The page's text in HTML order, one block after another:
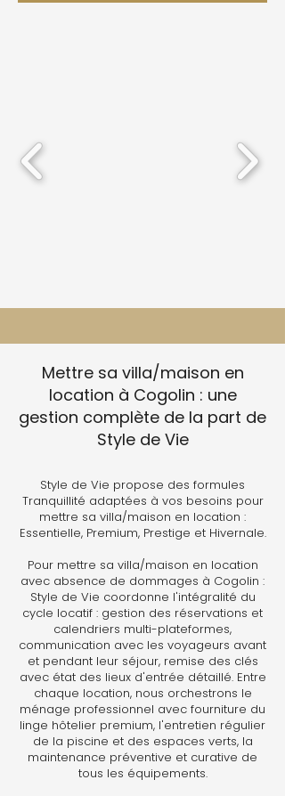
Mettre sa villa/maison en
location à Cogolin : une
gestion complète de la part de
Style de Vie
Style de Vie propose des formules
Tranquillité adaptées à vos besoins pour
mettre sa villa/maison en location :
Essentielle, Premium, Prestige et Hivernale.
Pour mettre sa villa/maison en location
avec absence de dommages à Cogolin :
Style de Vie coordonne l'intégralité du
cycle locatif : gestion des réservations et
calendriers multi-plateformes,
communication avec les voyageurs avant
et pendant leur séjour, remise des clés
avec état des lieux d'entrée détaillé. Entre
chaque location, nous orchestrons le
ménage professionnel avec fourniture du
linge hôtelier premium, l'entretien régulier
de la piscine et des espaces verts, la
maintenance préventive et curative de
tous les équipements.